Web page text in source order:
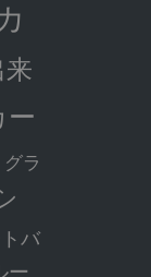
ー
グラ
バ
ー